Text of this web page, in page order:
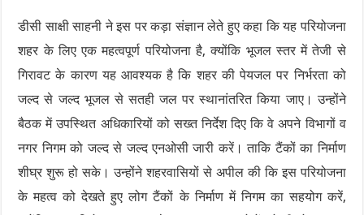
डीसी साक्षी साहनी ने इस पर कड़ा संज्ञान लेते हुए कहा कि यह परियोजना
शहर के लिए एक महत्वपूर्ण परियोजना है, क्योंकि भूजल स्तर में तेजी से
गिरावट के कारण यह आवश्यक है कि शहर की पेयजल पर निर्भरता को
जल्द से जल्द भूजल से सतही जल पर स्थानांतरित किया जाए। उन्होंने
बैठक में उपस्थित अधिकारियों को सख्त निर्देश दिए कि वे अपने विभागों व
नगर निगम को जल्द से जल्द एनओसी जारी करें। ताकि टैंकों का निर्माण
शीघ्र शुरू हो सके। उन्होंने शहरवासियों से अपील की कि इस परियोजना
के महत्व को देखते हुए लोग टैंकों के निर्माण में निगम का सहयोग करें,